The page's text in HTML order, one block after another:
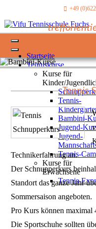
+49
Startseite
Tenniskurse
Kurse für
Kinder/
Tennis-
Bambini-
Jugend-
Jugend-
Tennis-
Kurse für
Erwachsene
Tennis-
Tennis
Technikerfahrung an.
Der Schnupperkurs
Standort das ganze Jahr
Sommersaison angeboten.
Pro Kurs können maximal
Die Sportschuhe sollten